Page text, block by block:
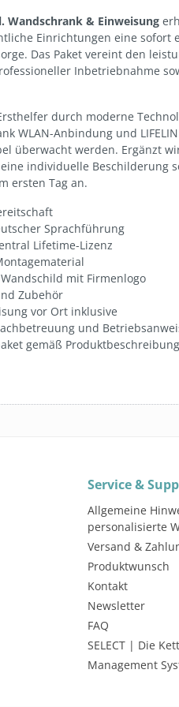
Wandschrank & Einweisung
Einrichtungen eine sofort
Das Paket vereint den
Inbetriebnahme
durch moderne
WLAN-Anbindung und
überwacht werden. Ergänzt
individuelle Beschilderung
ersten Tag an.
Sprachführung
Lifetime-Lizenz
mit Firmenlogo
Zubehör
vor Ort inklusive
und
gemäß Produktbeschreibung
ab5,49 €*
Staffel wählen
Service &
Allgemeine
personalisierte
Versand &
Produktwunsch
Kontakt
Newsletter
FAQ
SELECT | Die
Management